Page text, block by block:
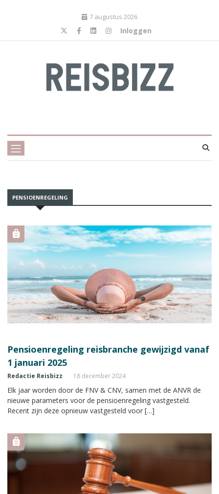
7 augustus 2026
Inloggen
PENSIOENREGELING
Pensioenregeling reisbranche gewijzigd vanaf
1 januari 2025
Redactie Reisbizz 18 december 2024
Elk jaar worden door de FNV & CNV, samen met de ANVR de
nieuwe parameters voor de pensioenregeling vastgesteld.
Recent zijn deze opnieuw vastgesteld voor […]